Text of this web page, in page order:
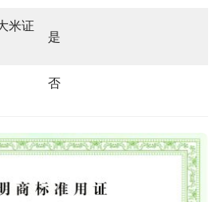
米证
是
否